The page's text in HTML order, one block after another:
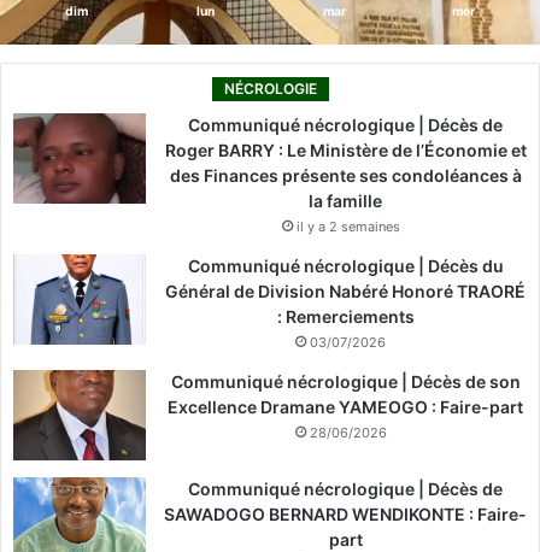
dim lun mar mer
NÉCROLOGIE
Communiqué nécrologique | Décès de
Roger BARRY : Le Ministère de l’Économie et
des Finances présente ses condoléances à
la famille
il y a 2 semaines
Communiqué nécrologique | Décès du
Général de Division Nabéré Honoré TRAORÉ
: Remerciements
03/07/2026
Communiqué nécrologique | Décès de son
Excellence Dramane YAMEOGO : Faire-part
28/06/2026
Communiqué nécrologique | Décès de
SAWADOGO BERNARD WENDIKONTE : Faire-
part